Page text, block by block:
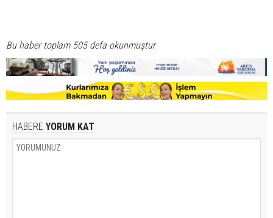
Bu haber toplam 505 defa okunmuştur
HABERE YORUM KAT